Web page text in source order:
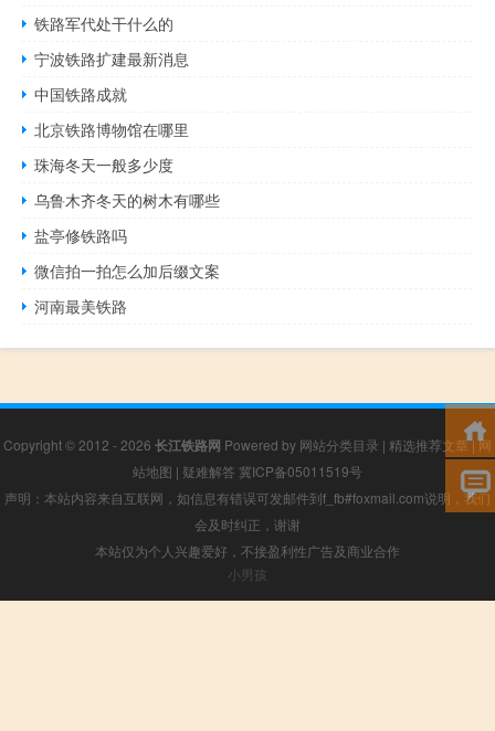
铁路军代处干什么的
宁波铁路扩建最新消息
中国铁路成就
北京铁路博物馆在哪里
珠海冬天一般多少度
乌鲁木齐冬天的树木有哪些
盐亭修铁路吗
微信拍一拍怎么加后缀文案
河南最美铁路
Copyright © 2012 - 2026 长江铁路网 Powered by 网站分类目录 | 精选推荐文章|网
站地图 | 疑难解答 冀ICP备05011519号
声明：本站内容来自互联网，如信息有错误可发邮件到f_fb#foxmail.com说明，我们
会及时纠正，谢谢
本站仅为个人兴趣爱好，不接盈利性广告及商业合作
小男孩